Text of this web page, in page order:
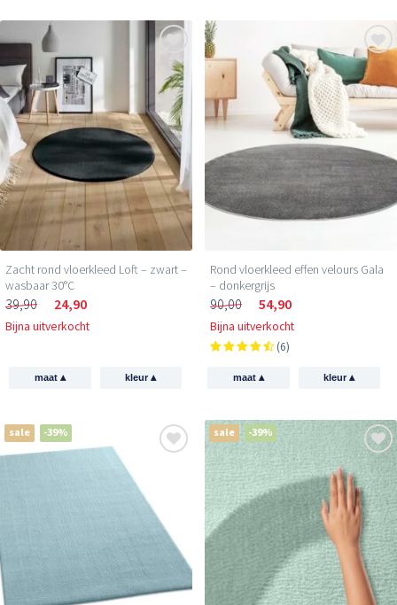
Zacht rond vloerkleed Loft – zwart –
wasbaar 30°C
39,90 24,90
Bijna uitverkocht
maat ▴ kleur▴
Rond vloerkleed effen velours Gala
– donkergrijs
90,00 54,90
Bijna uitverkocht
(6)
maat ▴ kleur▴
sale -39% sale -39%